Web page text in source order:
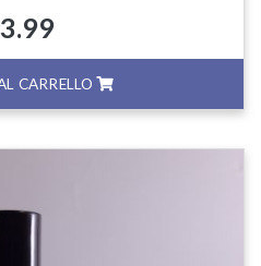
3.99
CARRELLO